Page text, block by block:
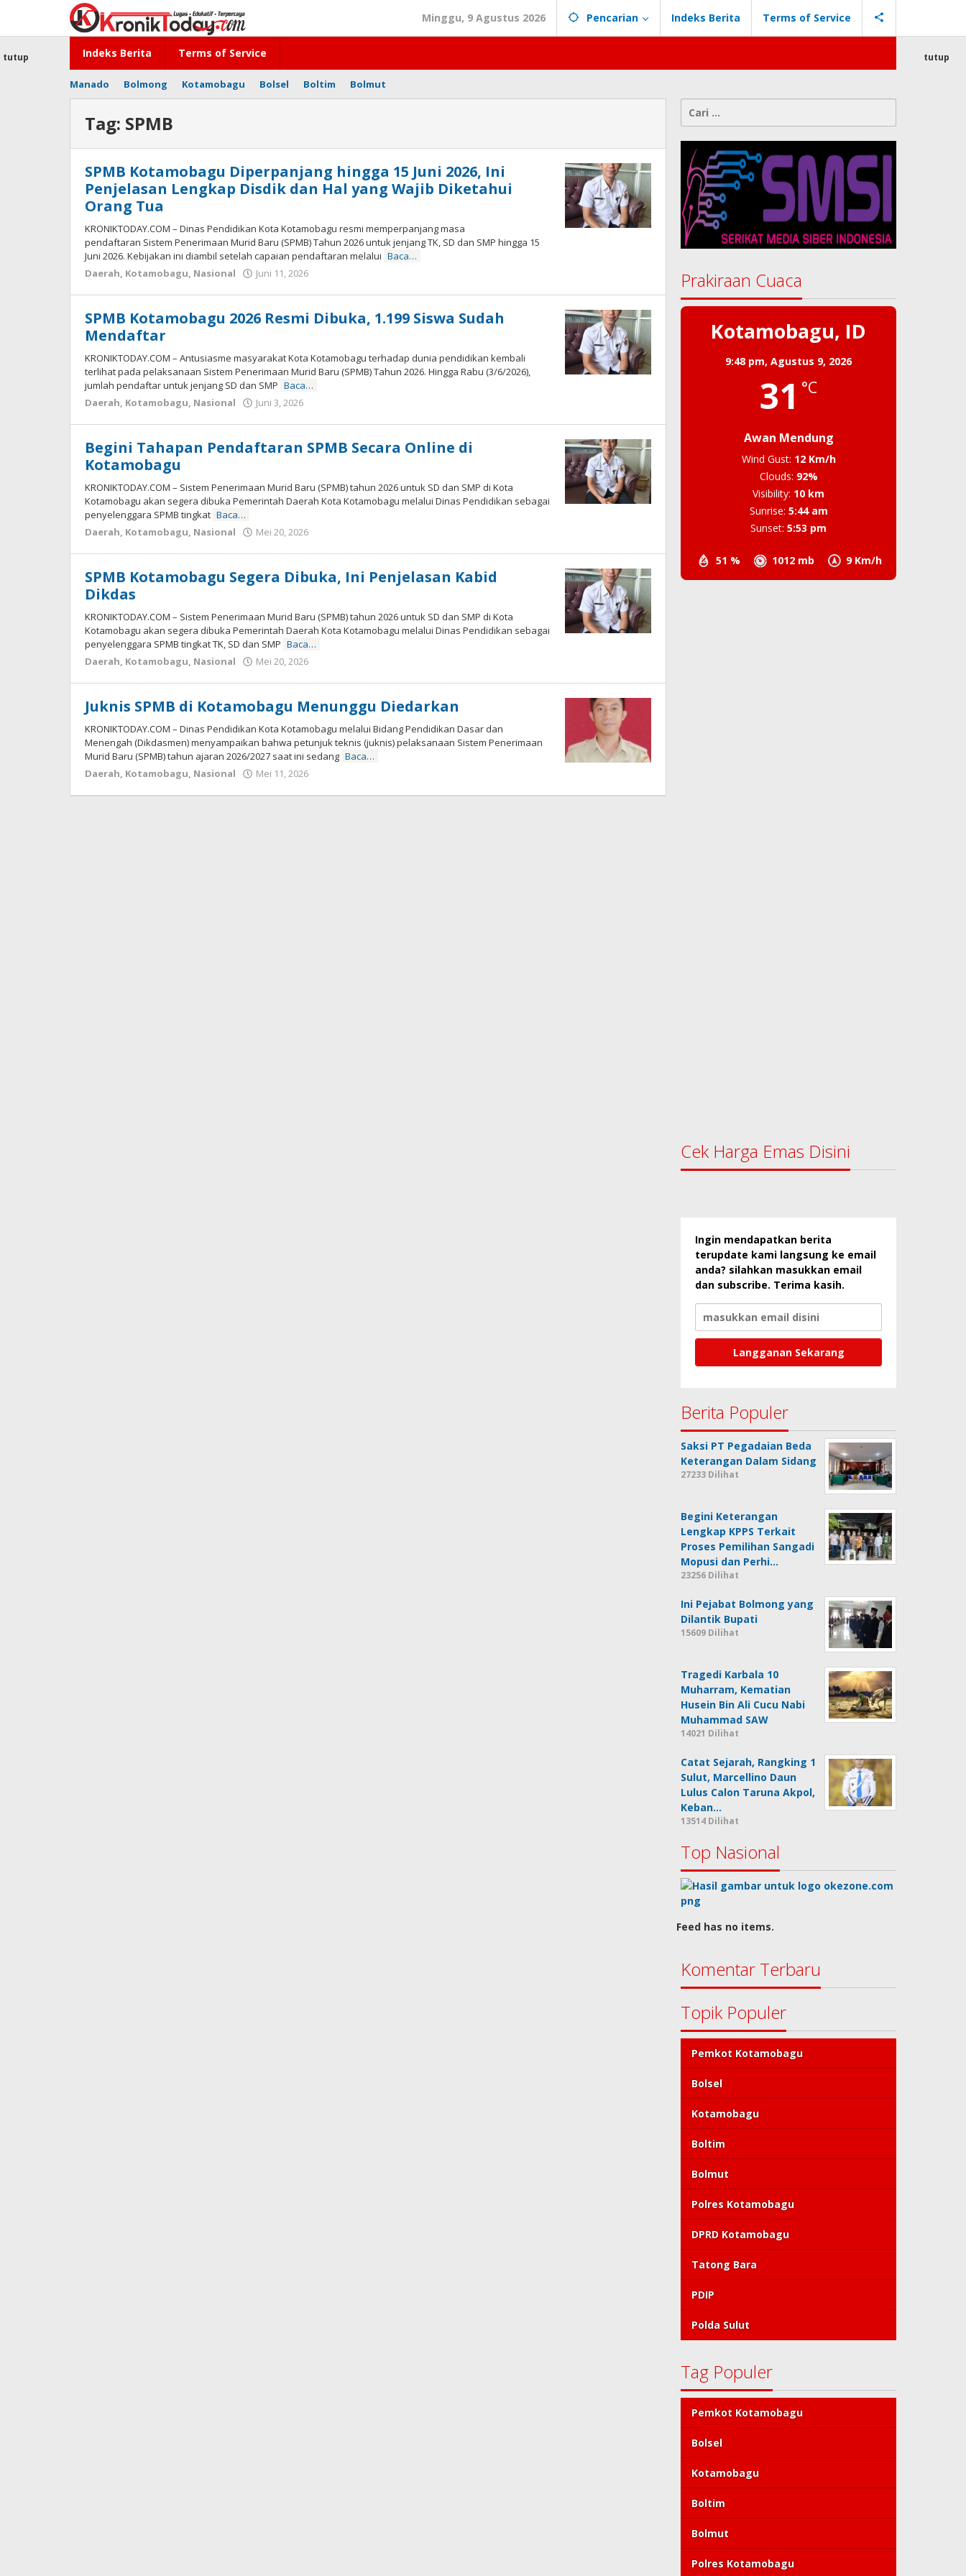
konten
Minggu, 9 Agustus 2026 Pencarian Indeks Berita Terms of Service
Indeks Berita Terms of Service
Manado Bolmong Kotamobagu Bolsel Boltim Bolmut
tutup tutup
Tag: SPMB
SPMB Kotamobagu Diperpanjang hingga 15 Juni 2026, Ini
Penjelasan Lengkap Disdik dan Hal yang Wajib Diketahui
Orang Tua
KRONIKTODAY.COM – Dinas Pendidikan Kota Kotamobagu resmi memperpanjang masa
pendaftaran Sistem Penerimaan Murid Baru (SPMB) Tahun 2026 untuk jenjang TK, SD dan SMP hingga 15
Juni 2026. Kebijakan ini diambil setelah capaian pendaftaran melalui Baca…
Daerah, Kotamobagu, Nasional Juni 11, 2026
SPMB Kotamobagu 2026 Resmi Dibuka, 1.199 Siswa Sudah
Mendaftar
KRONIKTODAY.COM – Antusiasme masyarakat Kota Kotamobagu terhadap dunia pendidikan kembali
terlihat pada pelaksanaan Sistem Penerimaan Murid Baru (SPMB) Tahun 2026. Hingga Rabu (3/6/2026),
jumlah pendaftar untuk jenjang SD dan SMP Baca…
Daerah, Kotamobagu, Nasional Juni 3, 2026
Begini Tahapan Pendaftaran SPMB Secara Online di
Kotamobagu
KRONIKTODAY.COM – Sistem Penerimaan Murid Baru (SPMB) tahun 2026 untuk SD dan SMP di Kota
Kotamobagu akan segera dibuka Pemerintah Daerah Kota Kotamobagu melalui Dinas Pendidikan sebagai
penyelenggara SPMB tingkat Baca…
Daerah, Kotamobagu, Nasional Mei 20, 2026
SPMB Kotamobagu Segera Dibuka, Ini Penjelasan Kabid
Dikdas
KRONIKTODAY.COM – Sistem Penerimaan Murid Baru (SPMB) tahun 2026 untuk SD dan SMP di Kota
Kotamobagu akan segera dibuka Pemerintah Daerah Kota Kotamobagu melalui Dinas Pendidikan sebagai
penyelenggara SPMB tingkat TK, SD dan SMP Baca…
Daerah, Kotamobagu, Nasional Mei 20, 2026
Juknis SPMB di Kotamobagu Menunggu Diedarkan
KRONIKTODAY.COM – Dinas Pendidikan Kota Kotamobagu melalui Bidang Pendidikan Dasar dan
Menengah (Dikdasmen) menyampaikan bahwa petunjuk teknis (juknis) pelaksanaan Sistem Penerimaan
Murid Baru (SPMB) tahun ajaran 2026/2027 saat ini sedang Baca…
Daerah, Kotamobagu, Nasional Mei 11, 2026
Cari
untuk:
Prakiraan Cuaca
Kotamobagu, ID
9:48 pm,Agustus 9, 2026
31 °C
Awan Mendung
51 % 1012 mb 9 Km/h
Wind Gust: 12 Km/h
Clouds: 92%
Visibility: 10 km
Sunrise: 5:44 am
Sunset: 5:53 pm
Cek Harga Emas Disini
Ingin mendapatkan berita
terupdate kami langsung ke email
anda? silahkan masukkan email
dan subscribe. Terima kasih.
Berita Populer
Saksi PT Pegadaian Beda
Keterangan Dalam Sidang
27233 Dilihat
Begini Keterangan
Lengkap KPPS Terkait
Proses Pemilihan Sangadi
Mopusi dan Perhi…
23256 Dilihat
Ini Pejabat Bolmong yang
Dilantik Bupati
15609 Dilihat
Tragedi Karbala 10
Muharram, Kematian
Husein Bin Ali Cucu Nabi
Muhammad SAW
14021 Dilihat
Catat Sejarah, Rangking 1
Sulut, Marcellino Daun
Lulus Calon Taruna Akpol,
Keban…
13514 Dilihat
Top Nasional
Feed has no items.
Komentar Terbaru
Topik Populer
Pemkot Kotamobagu
Bolsel
Kotamobagu
Boltim
Bolmut
Polres Kotamobagu
DPRD Kotamobagu
Tatong Bara
PDIP
Polda Sulut
Tag Populer
Pemkot Kotamobagu
Bolsel
Kotamobagu
Boltim
Bolmut
Polres Kotamobagu